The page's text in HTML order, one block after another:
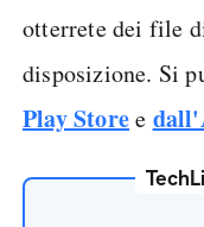
otterrete dei file
disposizione. Si
Play Storee